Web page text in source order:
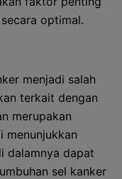
optimal.
menjadi salah
terkait dengan
merupakan
menunjukkan
dalamnya dapat
sel kanker